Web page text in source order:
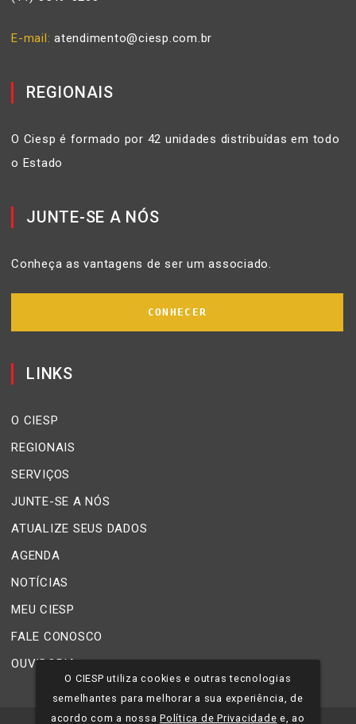
E-mail atendimento@ciesp.com.br
REGIONAIS
O Ciesp é formado por 42 unidades distribuídas em todo
o Estado
JUNTE-SE A NÓS
Conheça as vantagens de ser um associado.
CONHECER
LINKS
O CIESP
REGIONAIS
SERVIÇOS
JUNTE-SE A NÓS
ATUALIZE SEUS DADOS
AGENDA
NOTÍCIAS
MEU CIESP
FALE CONOSCO
OUVIDORIA
O CIESP utiliza cookies e outras tecnologias
semelhantes para melhorar a sua experiência, de
acordo com a nossaPolítica de Privacidade e, ao